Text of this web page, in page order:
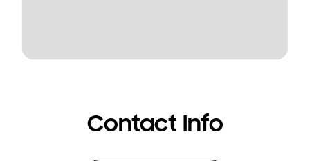
Contact Info